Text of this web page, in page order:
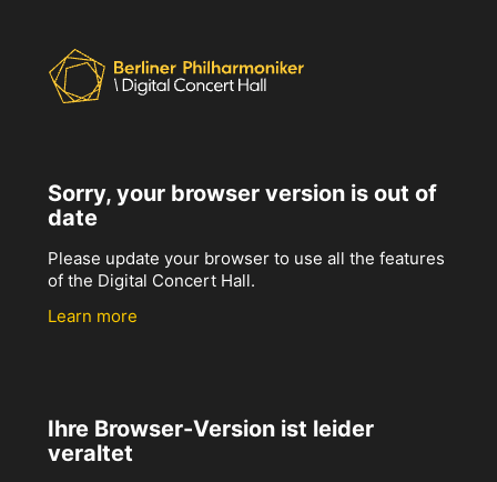
Sorry, your browser version is out of
date
Please update your browser to use all the features
of the Digital Concert Hall.
Learn more
Ihre Browser-Version ist leider
veraltet